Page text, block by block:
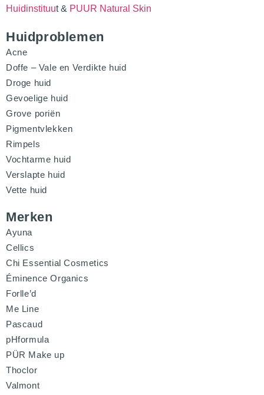
Huidinstituut & PUUR Natural Skin
Huidproblemen
Acne
Doffe – Vale en Verdikte huid
Droge huid
Gevoelige huid
Grove poriën
Pigmentvlekken
Rimpels
Vochtarme huid
Verslapte huid
Vette huid
Merken
Ayuna
Cellics
Chi Essential Cosmetics
Éminence Organics
Forlle’d
Me Line
Pascaud
pHformula
PÜR Make up
Thoclor
Valmont